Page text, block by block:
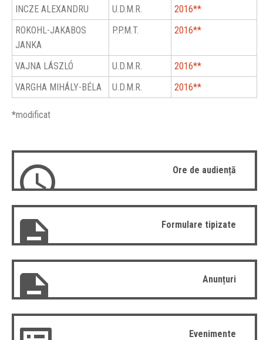
INCZE ALEXANDRU U.D.M.R.
2016**
ROKOHL-JAKABOS
JANKA
P.P.M.T. 2016**
VAJNA LÁSZLÓ U.D.M.R.
2016**
VARGHA MIHÁLY-BÉLA
U.D.M.R. 2016**
*modificat
Ore de audiență
Formulare tipizate
Anunțuri
Evenimente